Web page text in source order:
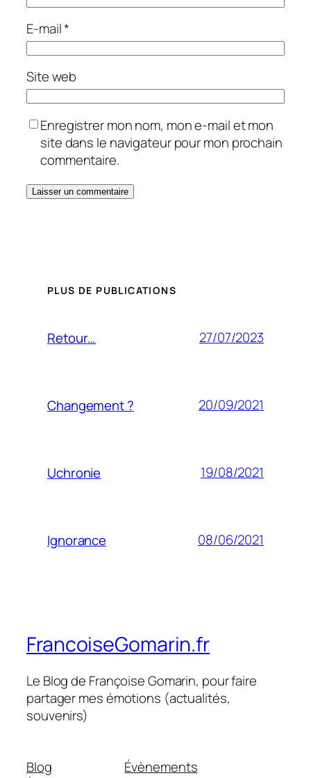
E-mail*
Site web
Enregistrer mon nom, mon e-mail et mon
site dans le navigateur pour mon prochain
commentaire.
PLUS DE PUBLICATIONS
Retour… 27/07/2023
Changement ? 20/09/2021
Uchronie 19/08/2021
Ignorance 08/06/2021
FrancoiseGomarin.fr
Le Blog de Françoise Gomarin, pour faire
partager mes émotions (actualités,
souvenirs)
Blog
Évènements